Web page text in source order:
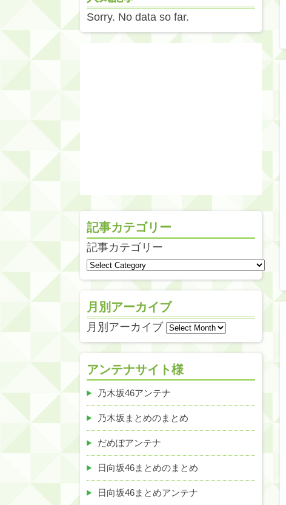
Sorry. No data so far.
記事カテゴリー
記事カテゴリー
月別アーカイブ
月別アーカイブ
アンテナサイト様
乃木坂46アンテナ
乃木坂まとめのまとめ
だめぽアンテナ
日向坂46まとめのまとめ
日向坂46まとめアンテナ